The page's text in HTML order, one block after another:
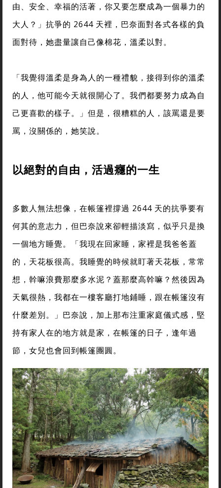
由、安全、幸福的活著，你又要怎麼成為一個暴力的
大人？」抗爭的 2644 天裡，巴奈面對各式各樣的負
面對待，她盡量讓自己像棉花，溫柔以對。
「我覺得溫柔是身為人的一種禮貌，接得到你的溫柔
的人，他可能今天就很開心了。我們都要努力成為自
己更喜歡的樣子。」但是，很糟糕的人，該罵還是要
罵，沒關係的，她笑說。
以絕對的自由，活過癮的一生
多數人無法想像，在帳篷裡撐過 2644 天的抗爭要有
何其的意志力，但巴奈說來卻輕描淡寫，似乎只是換
一個地方睡覺。「我現在回家睡，家裡是我爸爸蓋
的，天花板很高。我睡覺的時候就盯著天花板，常常
想，幹嘛浪費那麼多水泥？蓋那麼高幹嘛？然後因為
天氣很熱，我都在一樓客廳打地鋪睡，跟在帳篷沒有
什麼差別。」巴奈說，加上那布注重家庭儀式感，堅
持有家人在的地方就是家，在帳篷的日子，逢年過
節，女兒也會回到帳篷團圓。